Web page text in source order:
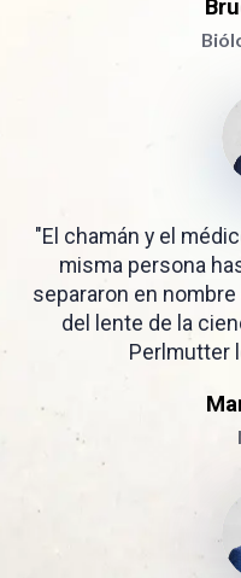
"El chamán y el
misma persona
separaron en
del lente de la
Perlmutter